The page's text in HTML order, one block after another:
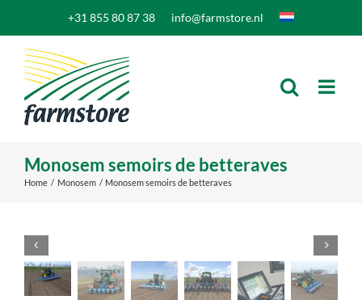
content
+31 855 80 87 38 info@farmstore.nl
Monosem semoirs de betteraves
Home Monosem Monosem semoirs de betteraves